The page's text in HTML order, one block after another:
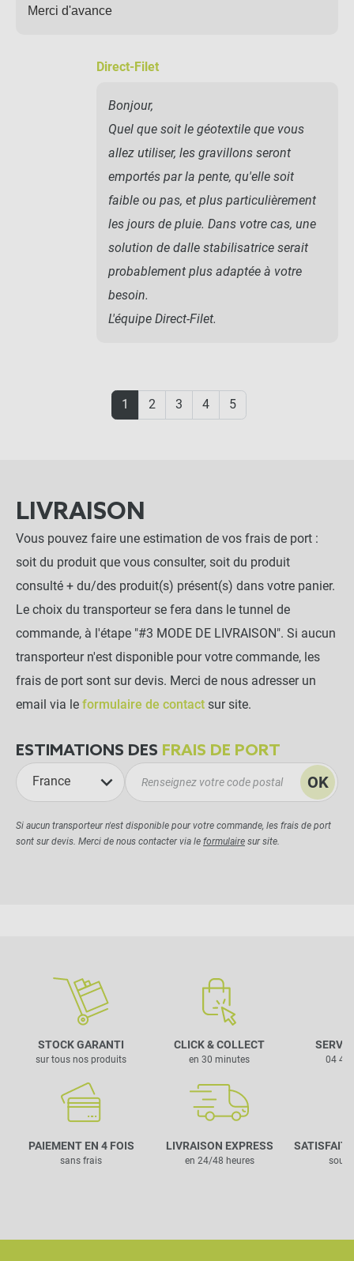
Merci d'avance
Direct-Filet
Bonjour,
Quel que soit le géotextile que vous
allez utiliser, les gravillons seront
emportés par la pente, qu'elle soit
faible ou pas, et plus particulièrement
les jours de pluie. Dans votre cas, une
solution de dalle stabilisatrice serait
probablement plus adaptée à votre
besoin.
L'équipe Direct-Filet.
1 2 3 4 5
LIVRAISON
Vous pouvez faire une estimation de vos frais de port :
soit du produit que vous consulter, soit du produit
consulté + du/des produit(s) présent(s) dans votre panier.
Le choix du transporteur se fera dans le tunnel de
commande, à l'étape "#3 MODE DE LIVRAISON". Si aucun
transporteur n'est disponible pour votre commande, les
frais de port sont sur devis. Merci de nous adresser un
email via le formulaire de contact sur site.
ESTIMATIONS DES FRAIS DE PORT
France OK
Si aucun transporteur n'est disponible pour votre commande, les frais de port
sont sur devis. Merci de nous contacter via le formulaire sur site.
STOCK GARANTI
sur tous nos produits
CLICK & COLLECT
en 30 minutes
PAIEMENT EN 4 FOIS
sans frais
LIVRAISON EXPRESS
en 24/48 heures
04 42
SATISFAIT
sous